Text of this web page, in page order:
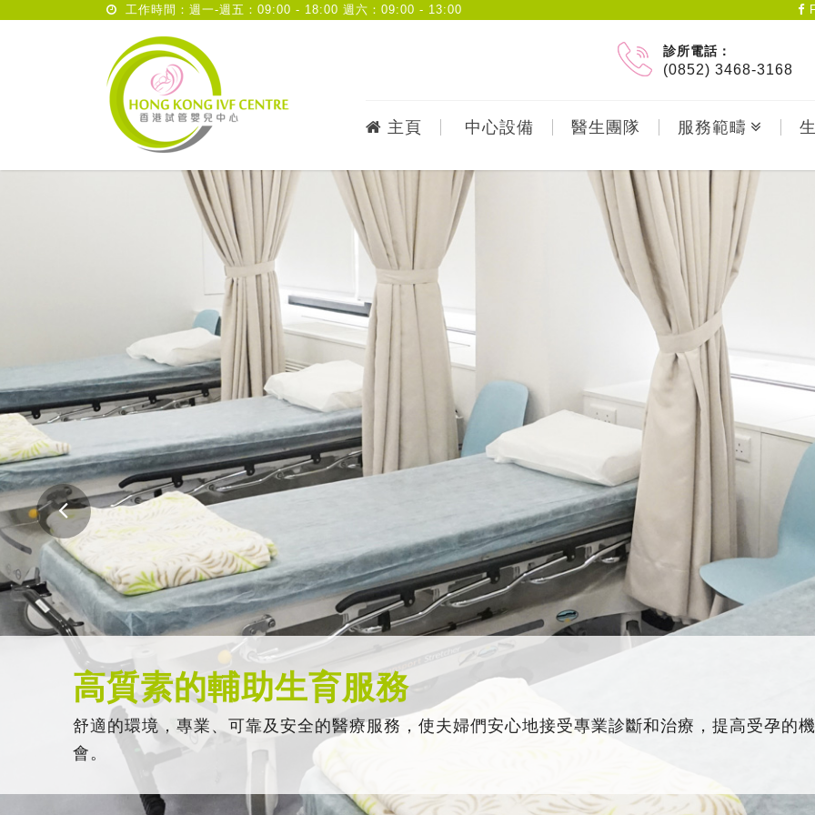
工作時間：週一-週五：09:00 - 18:00 週六：09:00 - 13:00
診所電話：
(0852) 3468-3168
主頁 中心設備 醫生團隊 服務範疇
高質素的輔助生育服務
舒適的環境，專業、可靠及安全的醫療服務，使夫婦們安心地接受專業診斷和治療，提高受孕的機
會。